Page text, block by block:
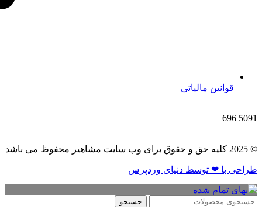
قوانین مالیاتی
5091
696
© 2025 کلیه حق و حقوق برای وب سایت مشاهیر محفوظ می باشد
طراحی با ❤ توسط​ دنیای وردپرس
جستجو